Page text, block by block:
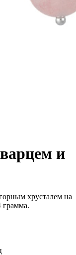
и
хрусталем на
грамма.